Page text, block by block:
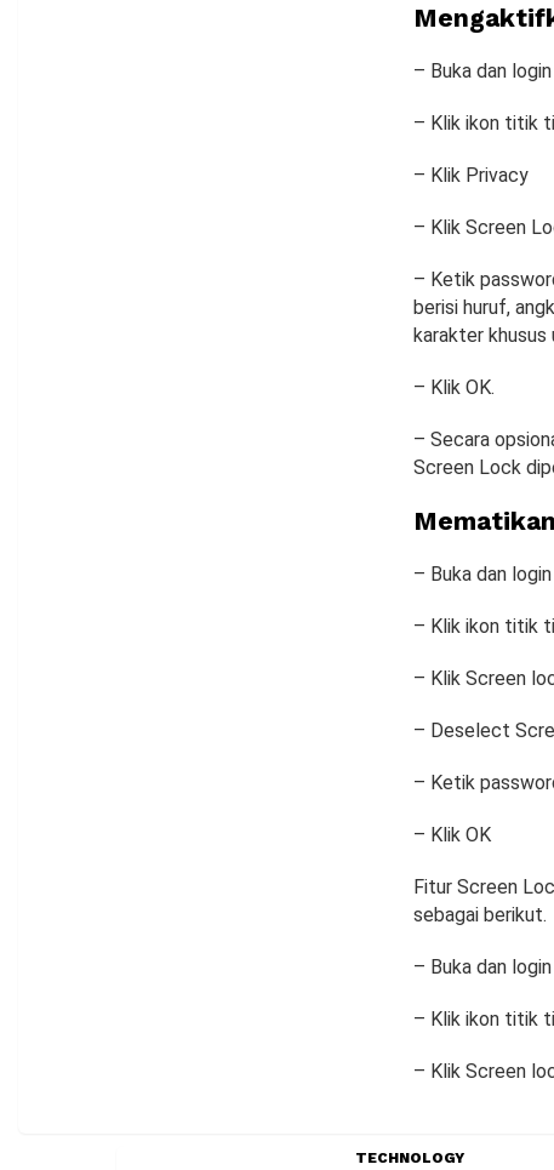
– Buka dan
– Klik ikon titik
– Klik Privacy
– Klik Screen
– Ketik
berisi huruf,
karakter khusus
– Klik OK.
– Secara
Screen Lock
– Buka dan
– Klik ikon titik
– Klik Screen
– Deselect
– Ketik
– Klik OK
Fitur Screen
sebagai berikut.
– Buka dan
– Klik ikon titik
– Klik Screen
TECHNOLOGY